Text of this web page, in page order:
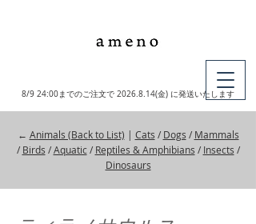
8/9 24:00までのご注文で 2026.8.14(金) に発送いたします
← Animals (Back to List) | Cats / Dogs / Mammals
/ Birds /Aquatic/ Reptiles & Amphibians / Insects /
Dinosaurs